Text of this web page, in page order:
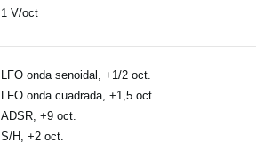
1 V/oct
LFO onda senoidal, +1/2 oct.
LFO onda cuadrada, +1,5 oct.
ADSR, +9 oct.
S/H, +2 oct.